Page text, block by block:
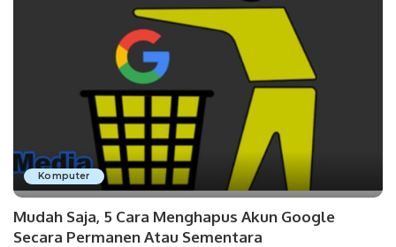
Komputer
Mudah Saja, 5 Cara Menghapus Akun Google
Secara Permanen Atau Sementara